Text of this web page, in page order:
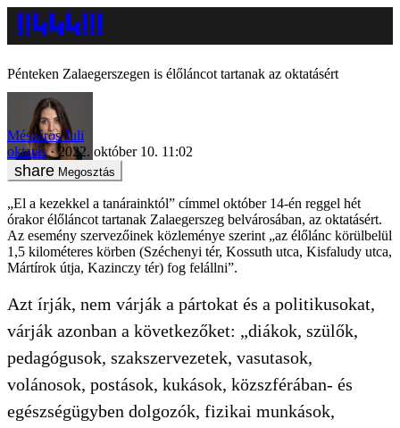
Pénteken Zalaegerszegen is élőláncot tartanak az oktatásért
Mészáros Juli
oktatás
2022. október 10. 11:02
Megosztás
„El a kezekkel a tanárainktól” címmel október 14-én reggel hét
órakor élőláncot tartanak Zalaegerszeg belvárosában, az oktatásért.
Az esemény szervezőinek közleménye szerint „az élőlánc körülbelül
1,5 kilométeres körben (Széchenyi tér, Kossuth utca, Kisfaludy utca,
Mártírok útja, Kazinczy tér) fog felállni”.
Azt írják, nem várják a pártokat és a politikusokat,
várják azonban a következőket: „diákok, szülők,
pedagógusok, szakszervezetek, vasutasok,
volánosok, postások, kukások, közszférában- és
egészségügyben dolgozók, fizikai munkások,